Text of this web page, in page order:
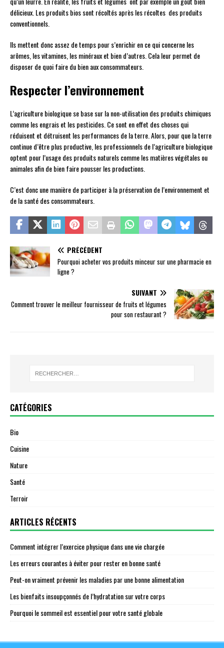
délicieux. Les produits bios sont récoltés après les récoltes des produits
conventionnels.
Ils mettent donc assez de temps pour s’enrichir en ce qui concerne les
arômes, les vitamines, les minéraux et bien d’autres. Cela leur permet de
disposer de quoi faire du bien aux consommateurs.
Respecter l’environnement
L’agriculture biologique se base sur la non-utilisation des produits chimiques
comme les engrais et les pesticides. Ce sont en effet des choses qui
réduisent et détruisent les performances de la terre. Alors, pour que la terre
continue d’être plus productive, les professionnels de l’agriculture biologique
optent pour l’usage des produits naturels comme les matières végétales ou
animales afin de bien faire pousser les productions.
C’est donc une manière de participer à la préservation de l’environnement et
de la santé des consommateurs.
PRÉCÉDENT
Pourquoi acheter vos produits minceur sur une pharmacie en
ligne ?
SUIVANT
Comment trouver le meilleur fournisseur de fruits et légumes
pour son restaurant ?
CATÉGORIES
Bio
Cuisine
Nature
Santé
Terroir
ARTICLES RÉCENTS
Comment intégrer l’exercice physique dans une vie chargée
Les erreurs courantes à éviter pour rester en bonne santé
Peut-on vraiment prévenir les maladies par une bonne alimentation
Les bienfaits insoupçonnés de l’hydratation sur votre corps
Pourquoi le sommeil est essentiel pour votre santé globale